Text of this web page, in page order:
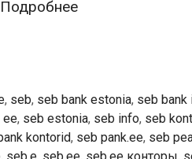
ПодробнееSEB
kontor
, seb, seb bank estonia, seb bank
ee, seb estonia, seb info, seb
kontorid, seb pank.ee, seb